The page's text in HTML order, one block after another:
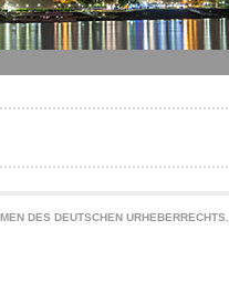
DES DEUTSCHEN URHEBERRECHTS.